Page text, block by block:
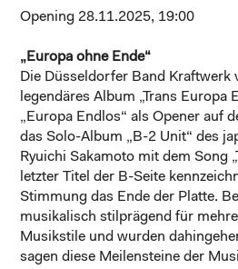
Opening 28.11.2025, 19:00
„Europa ohne Ende“
Die Düsseldorfer Band Kraftwerk
legendäres Album „Trans Europa
„Europa Endlos“ als Opener auf
das Solo-Album „B-2 Unit“ des
Ryuichi Sakamoto mit dem Song
letzter Titel der B-Seite
Stimmung das Ende der Platte.
musikalisch stilprägend für
Musikstile und wurden
sagen diese Meilensteine der